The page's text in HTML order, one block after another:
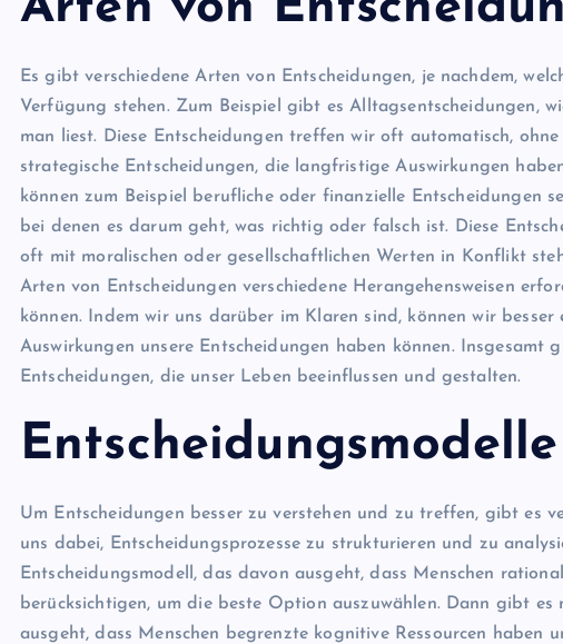
Es gibt verschiedene Arten von Entscheidungen, je nachdem,
Verfügung stehen. Zum Beispiel gibt es Alltagsentscheidungen,
man liest. Diese Entscheidungen treffen wir oft automatisch,
strategische Entscheidungen, die langfristige Auswirkungen
können zum Beispiel berufliche oder finanzielle Entscheidungen
bei denen es darum geht, was richtig oder falsch ist. Diese
oft mit moralischen oder gesellschaftlichen Werten in Konflikt
Arten von Entscheidungen verschiedene Herangehensweisen
können. Indem wir uns darüber im Klaren sind, können wir
Auswirkungen unsere Entscheidungen haben können. Insgesamt
Entscheidungen, die unser Leben beeinflussen und gestalten.
Um Entscheidungen besser zu verstehen und zu treffen, gibt es
uns dabei, Entscheidungsprozesse zu strukturieren und zu
Entscheidungsmodell, das davon ausgeht, dass Menschen
berücksichtigen, um die beste Option auszuwählen. Dann gibt
ausgeht, dass Menschen begrenzte kognitive Ressourcen haben